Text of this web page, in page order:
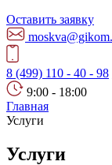
Оставить заявку
8 (499) 110 - 40 - 98
9:00 - 18:00
Главная
Услуги
Услуги